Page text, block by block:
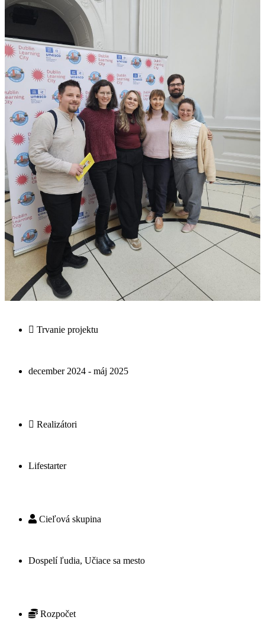
Trvanie projektu
december 2024 - máj 2025
Realizátori
Lifestarter
Cieľová skupina
Dospelí ľudia, Učiace sa mesto
Rozpočet